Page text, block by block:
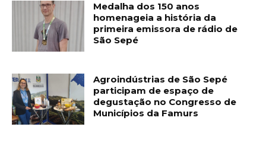
Medalha dos 150 anos
homenageia a história da
primeira emissora de rádio de
São Sepé
Agroindústrias de São Sepé
participam de espaço de
degustação no Congresso de
Municípios da Famurs